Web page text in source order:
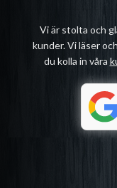
Vi är stolta och
kunder. Vi läser
du kolla in våra